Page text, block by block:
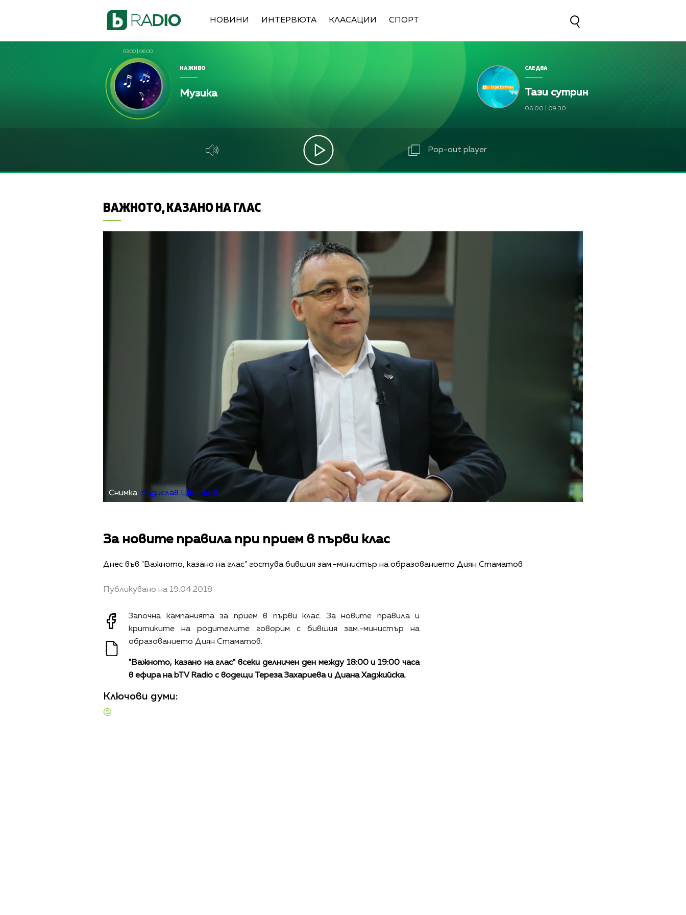
НОВИНИ ИНТЕРВЮТА КЛАСАЦИИ СПОРТ
03:00 06:00
НА ЖИВО
Музика
СЛЕДВА
Тази сутрин
06:00 09:30
Pop-out player
ВАЖНОТО, КАЗАНО НА ГЛАС
Снимка: Ладислав Цветков
За новите правила при прием в първи клас
Днес във "Важното, казано на глас" гостува бившия зам.-министър на образованието Диян Стаматов
Публикувано на 19.04.2018
Започна кампанията за прием в първи клас. За новите правила и
критиките на родителите говорим с бившия зам.-министър на
образованието Диян Стаматов.
"Важното, казано на глас" всеки делничен ден между 18:00 и 19:00 часа
в ефира на bTV Radio с водещи Тереза Захариева и Диана Хаджийска.
Ключови думи:
@